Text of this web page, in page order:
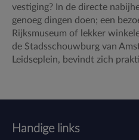
vestiging? In de directe
genoeg dingen doen; een
Rijksmuseum of lekker
de Stadsschouwburg van
Leidseplein, bevindt zich
Handige links